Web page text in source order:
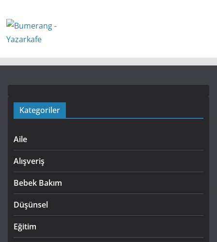
Kategoriler
Aile
Alışveriş
Bebek Bakım
Düşünsel
Eğitim